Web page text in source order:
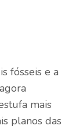
fósseis e a
mais
planos das